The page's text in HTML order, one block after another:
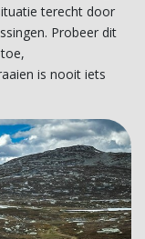
terecht door
Probeer dit
is nooit iets